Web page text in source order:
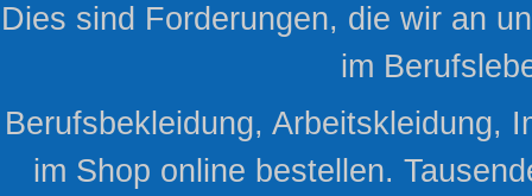
Dies sind Forderungen, die wir an
im
Berufsbekleidung, Arbeitskleidung,
im Shop online bestellen.